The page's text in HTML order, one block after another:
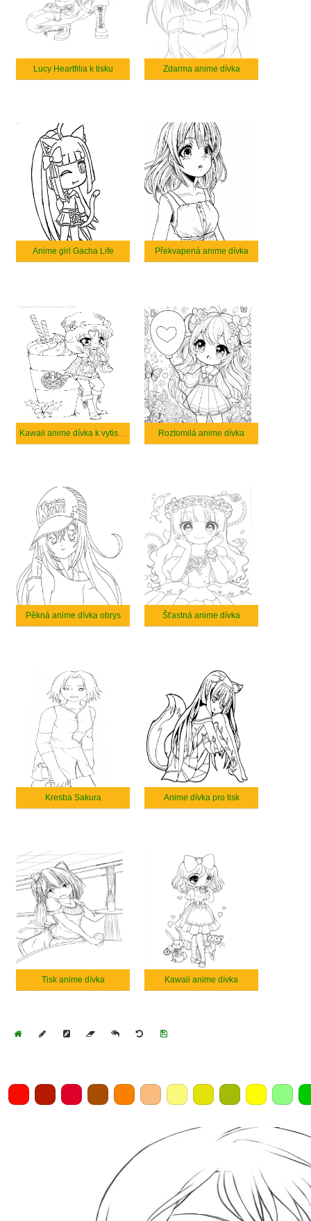
Lucy Heartfilia k tisku Zdarma anime dívka
Anime girl Gacha Life Překvapená anime dívka
Kawaii anime dívka k vytisknutí Roztomilá anime dívka
Pěkná anime dívka obrys Šťastná anime dívka
Kresba Sakura Anime dívka pro tisk
Tisk anime dívka Kawaii anime dívka